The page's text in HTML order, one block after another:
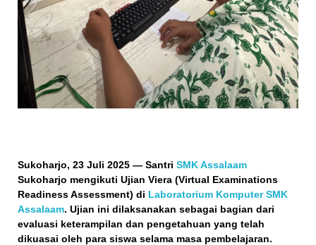
Sukoharjo, 23 Juli 2025 — Santri SMK Assalaam
Sukoharjo mengikuti Ujian Viera (Virtual Examinations
Readiness Assessment) di Laboratorium Komputer SMK
Assalaam. Ujian ini dilaksanakan sebagai bagian dari
evaluasi keterampilan dan pengetahuan yang telah
dikuasai oleh para siswa selama masa pembelajaran.